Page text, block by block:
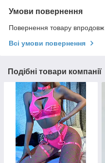
Умови повернення
Повернення товару впродовж
Всі умови повернення
Подібні товари компанії